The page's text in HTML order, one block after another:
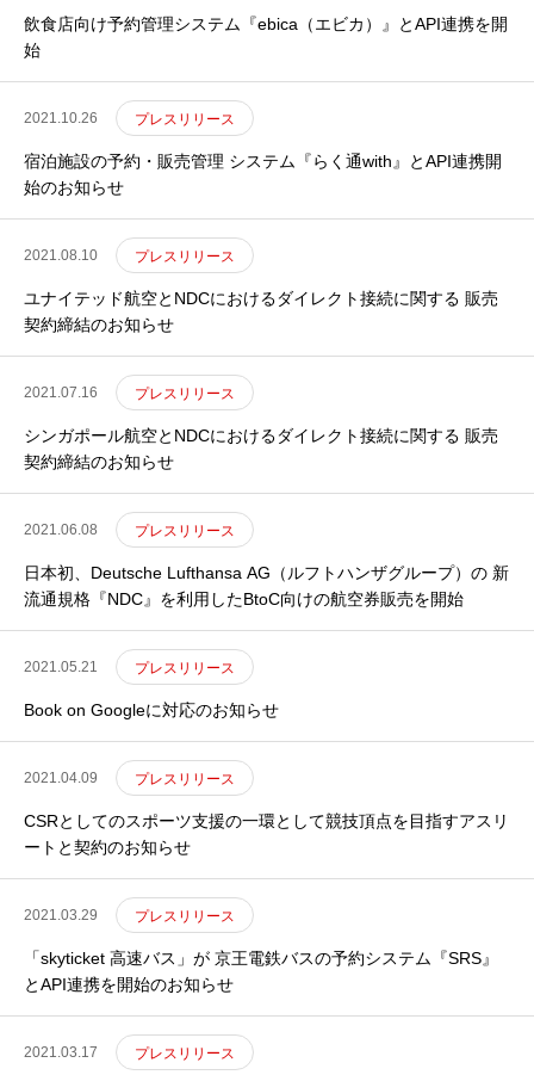
飲食店向け予約管理システム『ebica（エビカ）』とAPI連携を開
始
2021.10.26 プレスリリース
宿泊施設の予約・販売管理 システム『らく通with』とAPI連携開
始のお知らせ
2021.08.10 プレスリリース
ユナイテッド航空とNDCにおけるダイレクト接続に関する 販売
契約締結のお知らせ
2021.07.16 プレスリリース
シンガポール航空とNDCにおけるダイレクト接続に関する 販売
契約締結のお知らせ
2021.06.08 プレスリリース
日本初、Deutsche Lufthansa AG（ルフトハンザグループ）の 新
流通規格『NDC』を利用したBtoC向けの航空券販売を開始
2021.05.21 プレスリリース
Book on Googleに対応のお知らせ
2021.04.09 プレスリリース
CSRとしてのスポーツ支援の一環として競技頂点を目指すアスリ
ートと契約のお知らせ
2021.03.29 プレスリリース
「skyticket 高速バス」が 京王電鉄バスの予約システム『SRS』
とAPI連携を開始のお知らせ
2021.03.17 プレスリリース